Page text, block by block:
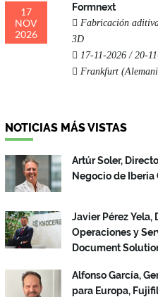
17
NOV
2026
Formnext
Fabricación
3D
17-11-2026 / 20-
Frankfurt
NOTICIAS MÁS VISTAS
Artúr Soler,
Negocio de Iberia
Javier Pérez Yela,
Operaciones y
Document
Alfonso García,
para Europa,